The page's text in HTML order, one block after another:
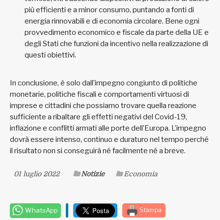
più efficienti e a minor consumo, puntando a fonti di
energia rinnovabili e di economia circolare. Bene ogni
provvedimento economico e fiscale da parte della UE e
degli Stati che funzioni da incentivo nella realizzazione di
questi obiettivi.
In conclusione, è solo dall’impegno congiunto di politiche
monetarie, politiche fiscali e comportamenti virtuosi di
imprese e cittadini che possiamo trovare quella reazione
sufficiente a ribaltare gli effetti negativi del Covid-19,
inflazione e conflitti armati alle porte dell’Europa. L’impegno
dovrà essere intenso, continuo e duraturo nel tempo perché
il risultato non si conseguirà né facilmente né a breve.
01 luglio 2022 Notizie Economia
WhatsApp Stampa